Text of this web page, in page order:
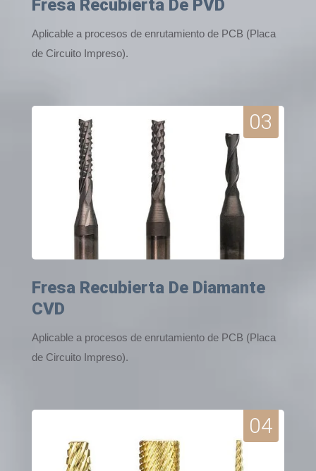
Fresa Recubierta De PVD
Aplicable a procesos de enrutamiento de PCB (Placa
de Circuito Impreso).
03
Fresa Recubierta De Diamante
CVD
Aplicable a procesos de enrutamiento de PCB (Placa
de Circuito Impreso).
04